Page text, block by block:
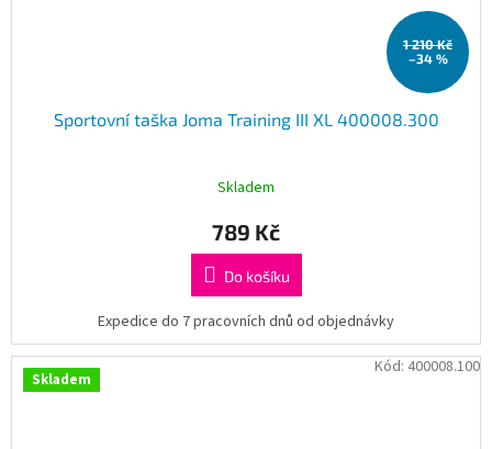
1 210 Kč
–34 %
Sportovní taška Joma Training III XL 400008.300
Skladem
789 Kč
Do košíku
Expedice do 7 pracovních dnů od objednávky
Skladem
Kód: 400008.100